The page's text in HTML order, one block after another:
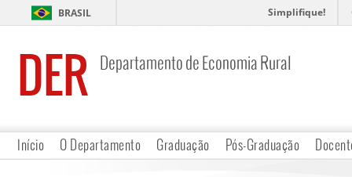
BRASIL Simplifique!
DER Departamento de Economia Rural
Início O Departamento Graduação Pós-Graduação